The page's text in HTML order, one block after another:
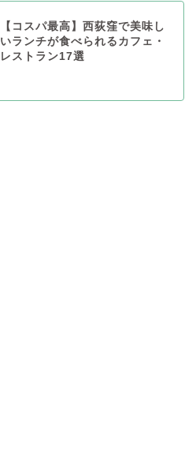
【コスパ最高】西荻窪で美味し
いランチが食べられるカフェ・
レストラン17選